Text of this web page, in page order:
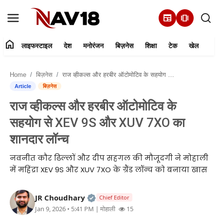
newspaper amp_stories
लाइफस्टाइल
देश
मनोरंजन
बिज़नेस
शिक्षा
home लाइफस्टाइल देश मनोरंजन बिज़नेस शिक्षा टेक खेल
Home बिज़नेस राज व्हीकल्स और हरबीर ऑटोमोटिव के सहयोग से XEV 9S और XUV 7XO का शानदार लॉन्च
Article बिज़नेस
राज व्हीकल्स और हरबीर ऑटोमोटिव के
सहयोग से XEV 9S और XUV 7XO का
शानदार लॉन्च
नवनीत कौर ढिल्लों और दीप सहगल की मौजूदगी ने मोहाली
में महिंद्रा XEV 9S और XUV 7XO के ग्रैंड लॉन्च को बनाया खास
JR Choudhary Official | Verified Expert • 05
Chief Editor
Jan 9, 2026 • 5:41 PM | मोहाली 15